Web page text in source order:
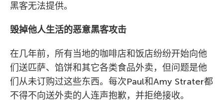
黑客无法提供。
毁掉他人生活的恶意黑客攻击
在几年前，所有当地的咖啡店和饭店纷纷开始向他
们送匹萨、馅饼和其它各类食品外卖，但问题是他
们从未订购过这些东西。每次Paul和Amy Strater都
不得不向送外卖的人连声抱歉，并拒绝接收。